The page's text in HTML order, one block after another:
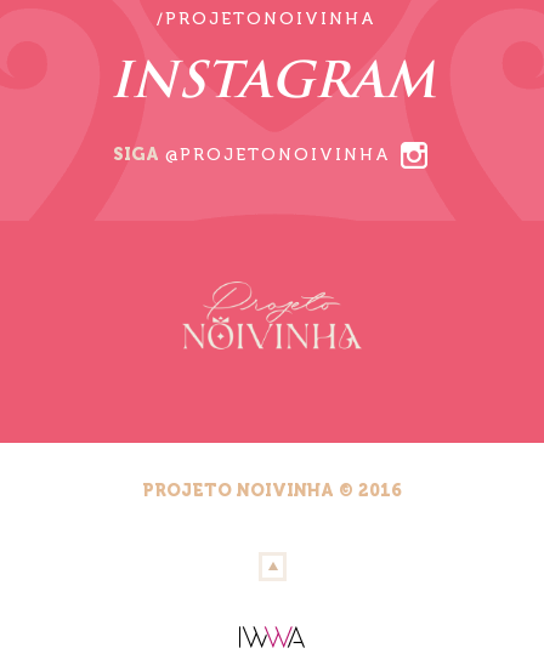
/PROJETONOIVINHA
INSTAGRAM
SIGA @PROJETONOIVINHA
PROJETO NOIVINHA © 2016